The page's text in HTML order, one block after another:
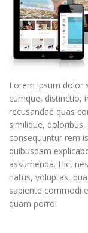
Lorem ipsum dolor
cumque, distinctio,
recusandae quas
similique,
consequuntur rem
quibusdam
assumenda. Hic,
natus, voluptas,
sapiente commodi
quam porro!